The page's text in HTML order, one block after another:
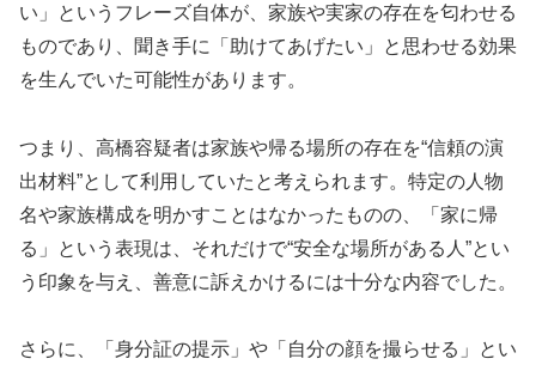
い」というフレーズ自体が、家族や実家の存在を匂わせる
ものであり、聞き手に「助けてあげたい」と思わせる効果
を生んでいた可能性があります。
つまり、高橋容疑者は家族や帰る場所の存在を“信頼の演
出材料”として利用していたと考えられます。特定の人物
名や家族構成を明かすことはなかったものの、「家に帰
る」という表現は、それだけで“安全な場所がある人”とい
う印象を与え、善意に訴えかけるには十分な内容でした。
さらに、「身分証の提示」や「自分の顔を撮らせる」とい